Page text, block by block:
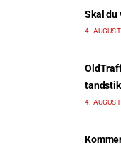
Skal
4.
4.